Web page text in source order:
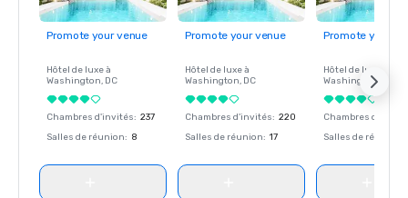
Promote your venue
Hôtel de luxe à
Washington, DC
Chambres d'invités: 237
Salles de réunion: 8
Promote your venue
Hôtel de luxe à
Washington, DC
Chambres d'invités: 220
Salles de réunion: 17
Promote your
Hôtel de luxe à
Washington
Chambres
Salles de réunion